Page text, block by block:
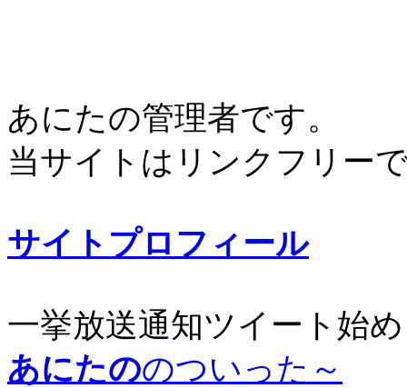
あにたの管理者です。
当サイトはリンクフリー
サイトプロフィール
一挙放送通知ツイート始
あにたののついった～